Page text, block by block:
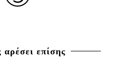
επίσης